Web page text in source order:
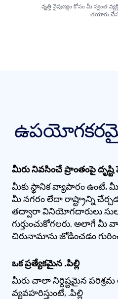
వృత్తి నైపుణ్యం కోసం మీ స్వంత
తయారు
మీరు నివసించే ప్రాంతంపై దృష్టి
మీకు స్థానిక వ్యాపారం ఉంటే,
మీ నగరం లేదా రాష్ట్రాన్ని
తద్వారా వినియోగదారులు
గుర్తుంచుకోగలరు. అలాగే మీ
చిరునామాను జోడించడం
ఒక ప్రత్యేకమైన .పిల్లి
మీరు చాలా నిర్దిష్టమైన
వ్యవహరిస్తుంటే, .పిల్లి